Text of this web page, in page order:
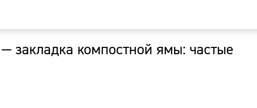
закладка компостной ямы: частые